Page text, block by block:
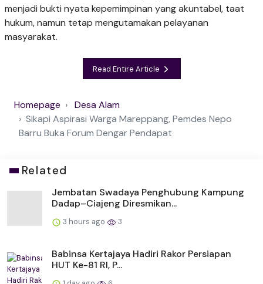
menjadi bukti nyata kepemimpinan yang akuntabel, taat
hukum, namun tetap mengutamakan pelayanan
masyarakat.
Read Entire Article
Homepage
Desa Alam
Sikapi Aspirasi Warga Mareppang, Pemdes Nepo
Barru Buka Forum Dengar Pendapat
Related
Jembatan Swadaya Penghubung Kampung
Dadap–Ciajeng Diresmikan...
3 hours ago 3
Babinsa Kertajaya Hadiri Rakor Persiapan
HUT Ke-81 RI, P...